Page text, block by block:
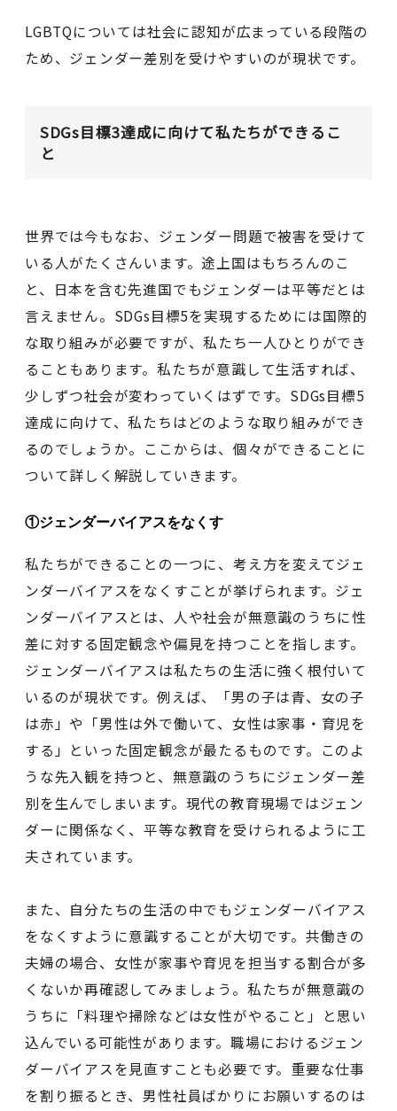
LGBTQについては社会に認知が広まっている段階の
ため、ジェンダー差別を受けやすいのが現状です。
SDGs目標3達成に向けて私たちができるこ
と
世界では今もなお、ジェンダー問題で被害を受けて
いる人がたくさんいます。途上国はもちろんのこ
と、日本を含む先進国でもジェンダーは平等だとは
言えません。SDGs目標5を実現するためには国際的
な取り組みが必要ですが、私たち一人ひとりができ
ることもあります。私たちが意識して生活すれば、
少しずつ社会が変わっていくはずです。SDGs目標5
達成に向けて、私たちはどのような取り組みができ
るのでしょうか。ここからは、個々ができることに
ついて詳しく解説していきます。
①ジェンダーバイアスをなくす
私たちができることの一つに、考え方を変えてジェ
ンダーバイアスをなくすことが挙げられます。ジェ
ンダーバイアスとは、人や社会が無意識のうちに性
差に対する固定観念や偏見を持つことを指します。
ジェンダーバイアスは私たちの生活に強く根付いて
いるのが現状です。例えば、「男の子は青、女の子
は赤」や「男性は外で働いて、女性は家事・育児を
する」といった固定観念が最たるものです。このよ
うな先入観を持つと、無意識のうちにジェンダー差
別を生んでしまいます。現代の教育現場ではジェン
ダーに関係なく、平等な教育を受けられるように工
夫されています。
また、自分たちの生活の中でもジェンダーバイアス
をなくすように意識することが大切です。共働きの
夫婦の場合、女性が家事や育児を担当する割合が多
くないか再確認してみましょう。私たちが無意識の
うちに「料理や掃除などは女性がやること」と思い
込んでいる可能性があります。職場におけるジェン
ダーバイアスを見直すことも必要です。重要な仕事
を割り振るとき、男性社員ばかりにお願いするのは